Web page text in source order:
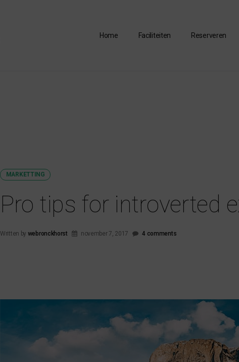
Home Faciliteiten Reserveren
MARKETTING
Pro tips for introverted
Written by webronckhorst november 7, 2017 4 comments